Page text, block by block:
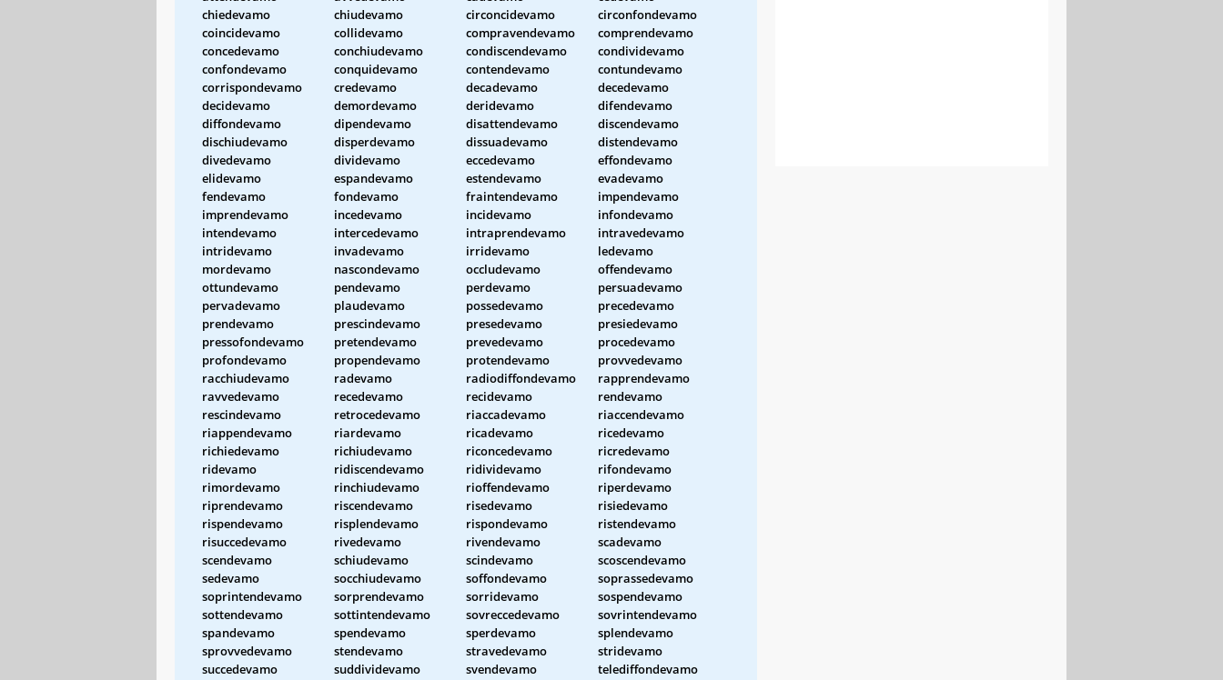
chiedevamo
chiudevamo circoncidevamo
circonfondevamo
coincidevamo
collidevamo compravendevamo
comprendevamo
concedevamo
conchiudevamo condiscendevamo
condividevamo
confondevamo
conquidevamo contendevamo
contundevamo
corrispondevamo
credevamo decadevamo
decedevamo
decidevamo
demordevamo deridevamo
difendevamo
diffondevamo
dipendevamo disattendevamo
discendevamo
dischiudevamo
disperdevamo dissuadevamo
distendevamo
divedevamo
dividevamo eccedevamo
effondevamo
elidevamo
espandevamo estendevamo
evadevamo
fendevamo
fondevamo fraintendevamo
impendevamo
imprendevamo
incedevamo incidevamo
infondevamo
intendevamo
intercedevamo intraprendevamo
intravedevamo
intridevamo
invadevamo irridevamo
ledevamo
mordevamo
nascondevamo occludevamo
offendevamo
ottundevamo
pendevamo perdevamo
persuadevamo
pervadevamo
plaudevamo possedevamo
precedevamo
prendevamo
prescindevamo presedevamo
presiedevamo
pressofondevamo
pretendevamo prevedevamo
procedevamo
profondevamo
propendevamo protendevamo
provvedevamo
racchiudevamo
radevamo radiodiffondevamo
rapprendevamo
ravvedevamo
recedevamo recidevamo
rendevamo
rescindevamo
retrocedevamo riaccadevamo
riaccendevamo
riappendevamo
riardevamo ricadevamo
ricedevamo
richiedevamo
richiudevamo riconcedevamo
ricredevamo
ridevamo
ridiscendevamo ridividevamo
rifondevamo
rimordevamo
rinchiudevamo rioffendevamo
riperdevamo
riprendevamo
riscendevamo risedevamo
risiedevamo
rispendevamo
risplendevamo rispondevamo
ristendevamo
risuccedevamo
rivedevamo rivendevamo
scadevamo
scendevamo
schiudevamo scindevamo
scoscendevamo
sedevamo
socchiudevamo soffondevamo
soprassedevamo
soprintendevamo
sorprendevamo sorridevamo
sospendevamo
sottendevamo
sottintendevamo sovreccedevamo
sovrintendevamo
spandevamo
spendevamo sperdevamo
splendevamo
sprovvedevamo
stendevamo stravedevamo
stridevamo
succedevamo
suddividevamo svendevamo
telediffondevamo